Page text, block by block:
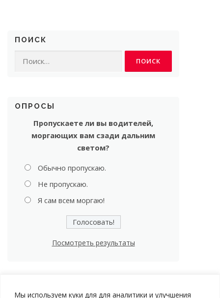
Мы используем куки для для аналитики и улучшения
ПОИСК
ОПРОСЫ
Пропускаете ли вы водителей,
моргающих вам сзади дальним
светом?
Обычно пропускаю.
Не пропускаю.
Я сам всем моргаю!
Посмотреть результаты